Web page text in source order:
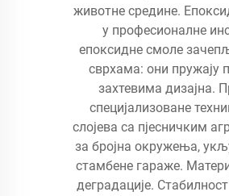
животне средине.
у професионалне
епоксидне смоле
сврхама: они пружају
захтевима дизајна.
специјализоване
слојева са пјесничким
за бројна окружења,
стамбене гараже.
деградације.